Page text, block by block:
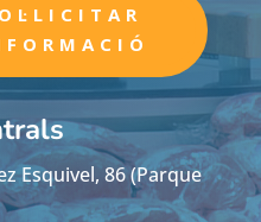
Esquivel, 86 (Parque